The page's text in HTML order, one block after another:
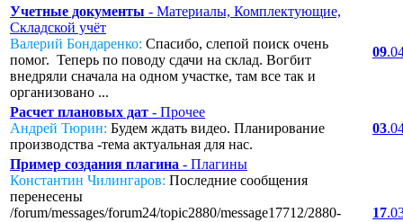
Учетные документы - Материалы, Комплектующие,
Складской учёт
Валерий Бондаренко: Спасибо, слепой поиск очень
помог. Теперь по поводу сдачи на склад. Вогбит
внедряли сначала на одном участке, там все так и
организовано ...
09
Расчет плановых дат - Прочее
Андрей Тюрин: Будем ждать видео. Планирование
производства -тема актуальная для нас.
03
Пример создания плагина - Плагины
Константин Чилингаров: Последние сообщения
перенесены
/forum/messages/forum24/topic2880/message17712/2880-
17